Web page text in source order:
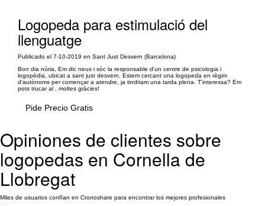
Logopeda para estimulació del
llenguatge
Publicado el 7-10-2019 en Sant Just Desvern (Barcelona)
Bon dia núria, Em dic neus i sóc la responsable d'un centre de psicologia i
logopèdia, ubicat a sant just desvern. Estem cercant una logopeda en règim
d'autònoms per començar a atendre, ja tindriam una tarda plena. T'interessa? Em
pots trucar al , moltes gràcies!
Pide Precio Gratis
Opiniones de clientes sobre
logopedas en Cornella de
Llobregat
Miles de usuarios confían en Cronoshare para encontrar los mejores profesionales